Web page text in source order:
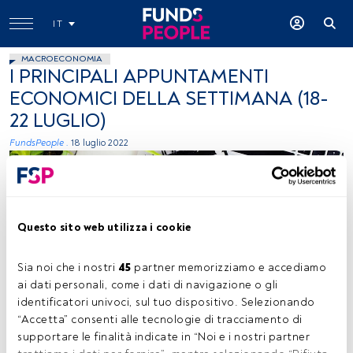
Questo sito web utilizza i cookie
Sia noi che i nostri 45 partner memorizziamo e accediamo
ai dati personali, come i dati di navigazione o gli
identificatori univoci, sul tuo dispositivo. Selezionando
“Accetta” consenti alle tecnologie di tracciamento di
supportare le finalità indicate in “Noi e i nostri partner
IT
MACROECONOMIA
I PRINCIPALI APPUNTAMENTI
ECONOMICI DELLA SETTIMANA (18-
22 LUGLIO)
FundsPeople . 18 luglio 2022
Emma Matthews, Unsplash
Tempo di lettura: 2 min.